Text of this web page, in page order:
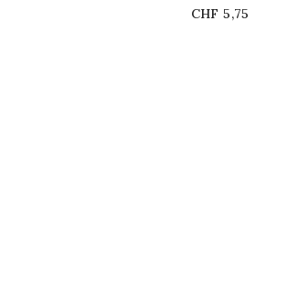
Price
CHF 5,75